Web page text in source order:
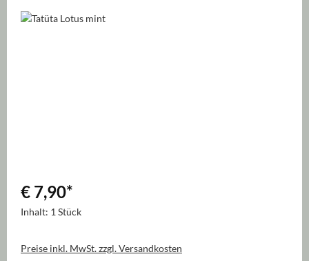
Bildergalerie überspringen
€ 7,90*
Inhalt: 1 Stück
Preise inkl. MwSt. zzgl. Versandkosten